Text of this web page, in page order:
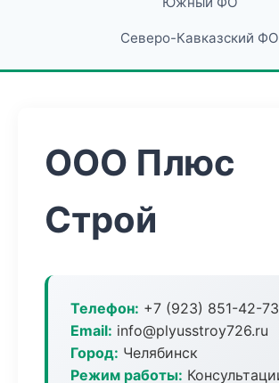
Северо-Кавказский ФО
ООО Плюс
Строй
Телефон: +7 (923) 851-42-73
Email: info@plyusstroy726.ru
Город: Челябинск
Режим работы: